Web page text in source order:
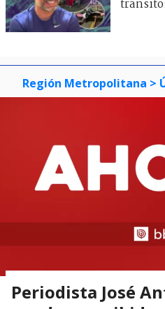
Región Metropolitana >
Periodista José